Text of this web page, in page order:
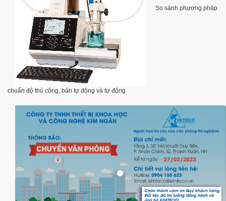
So sánh phương pháp
chuẩn độ thủ công, bán tự động và tự động